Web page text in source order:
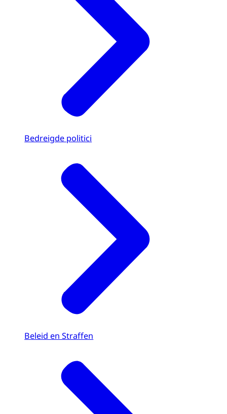
Bedreigde politici
Beleid en Straffen